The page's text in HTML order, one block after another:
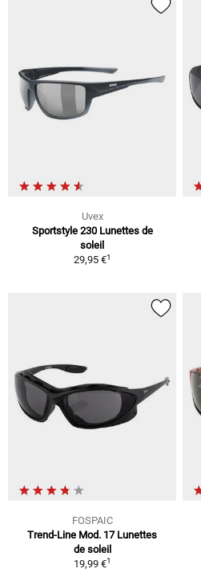
Uvex
Sportstyle 230 Lunettes de
soleil
29,95 €1
FOSPAIC
Trend-Line Mod. 17 Lunettes
de soleil
19,99 €1